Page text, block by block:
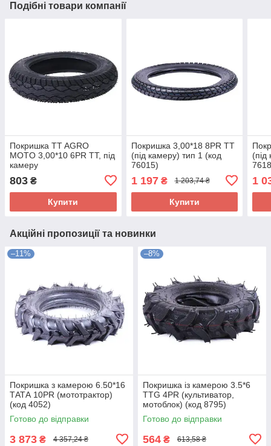
Подібні товари компанії
Покришка TT AGRO
MOTO 3,00*10 6PR TT, під
камеру
803 ₴
Купити
Покришка 3,00*18 8PR TT
(під камеру) тип 1 (код
76015)
1 197₴ 1 203,74 ₴
Купити
(під
1
Акційні пропозиції та новинки
–11%
Покришка з камерою 6.50*16
ТАТА 10PR (мототрактор)
(код 4052)
Готово до відправки
3 873 ₴ 4 357,24 ₴
–8%
Покришка із камерою 3.5*6
TTG 4PR (культиватор,
мотоблок) (код 8795)
Готово до відправки
564 ₴ 613,58 ₴